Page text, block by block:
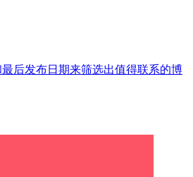
后发布日期来筛选出值得联系的博